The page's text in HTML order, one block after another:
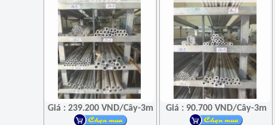
Giá : 239.200 VND/Cây-3m Giá : 90.700 VND/Cây-3m